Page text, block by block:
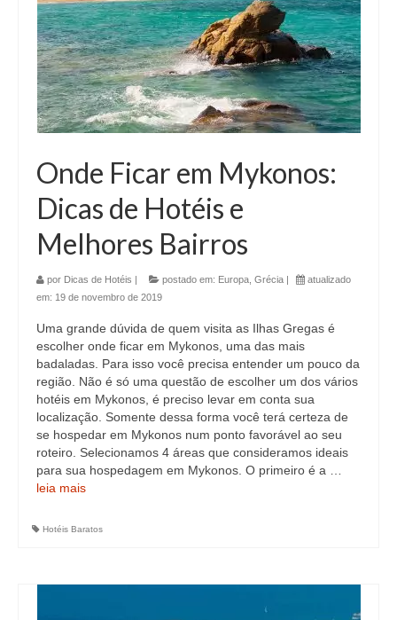
Onde Ficar em Mykonos:
Dicas de Hotéis e
Melhores Bairros
por Dicas de Hotéis | postado em: Europa Grécia |
atualizado
em: 19 de novembro de 2019
Uma grande dúvida de quem visita as Ilhas Gregas é
escolher onde ficar em Mykonos, uma das mais
badaladas. Para isso você precisa entender um pouco da
região. Não é só uma questão de escolher um dos vários
hotéis em Mykonos, é preciso levar em conta sua
localização. Somente dessa forma você terá certeza de
se hospedar em Mykonos num ponto favorável ao seu
roteiro. Selecionamos 4 áreas que consideramos ideais
para sua hospedagem em Mykonos. O primeiro é a …
leia mais
Hotéis Baratos